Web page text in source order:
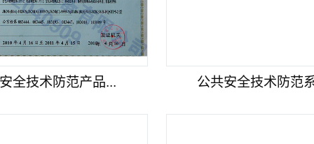
全技术防范产品... 公共安全技术防范